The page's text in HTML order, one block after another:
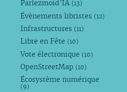
Parlezmoid’IA (13)
Évènements libristes (12)
Infrastructures (11)
Libre en Fête (10)
Vote électronique (10)
OpenStreetMap (10)
Écosystème numérique
(9)